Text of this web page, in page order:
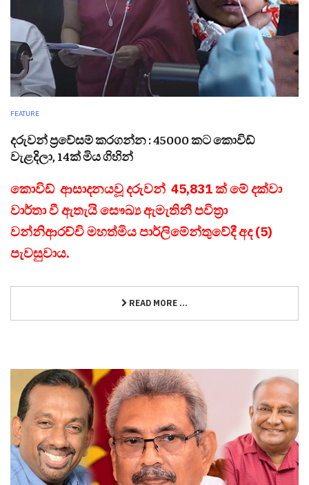
FEATURE
දරුවන් ප්‍රවේසම් කරගන්න : 45000 කට කොවිඩ්
වැළදිලා, 14ක් මිය ගිහින්
කොවිඩ් ආසාදනයවූ දරුවන් 45,831 ක් මේ දක්වා
වාර්තා වී ඇතැයි සෞඛ්‍ය ඇමැතිනී පවිත්‍රා
වන්නිආරච්චි මහත්මිය පාර්ලිමේන්තුවේදී අද (5)
පැවසුවාය.
READ MORE ...